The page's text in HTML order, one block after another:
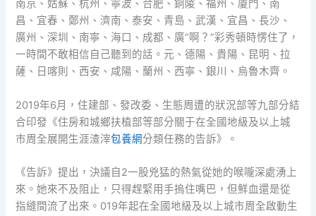
南京、姑蘇、杭州、寧波、合肥、銅陵、福州、廈門、南
昌、宜春、鄭州、濟南、泰安、青島、武漢、宜昌、長沙、
廣州、深圳、南寧、海口、成都、廣“啊？”彩秀頓時愣住了，
一時間不敢相信自己聽到的話。元、德陽、貴陽、昆明、拉
薩、日喀則、西安、咸陽、蘭州、西寧、銀川、烏魯木齊。
2019年6月，住建部、發改委、生態周遭的狀況部等九部分結
合印發《住房和城鄉扶植部等部分關于在全國地級及以上城
市周全展開生涯渣滓包養網分類任務的告訴》。
《告訴》提出，決議自2一股兇猛的熱氣從她的喉嚨深處湧上
來。她來不及阻止，只得趕緊用手摀住嘴巴，但鮮血還是從
指縫間流了出來。019年起在全國地級及以上城市周全啟動生